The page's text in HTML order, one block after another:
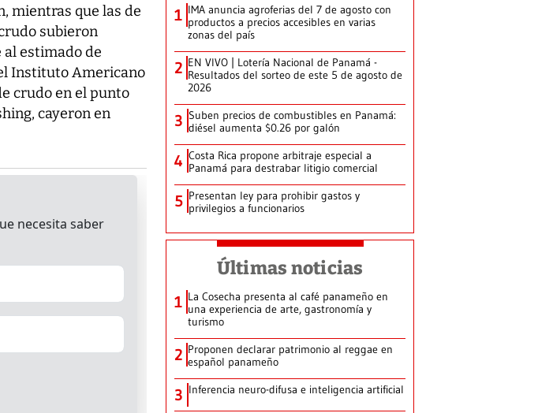
mientras que las de
subieron
estimado de
Instituto Americano
crudo en el punto
cayeron en
1 IMA anuncia agroferias del 7 de agosto con
productos a precios accesibles en varias
zonas del país
2 EN VIVO | Lotería Nacional de Panamá -
Resultados del sorteo de este 5 de agosto de
2026
3 Suben precios de combustibles en Panamá:
diésel aumenta $0.26 por galón
4 Costa Rica propone arbitraje especial a
Panamá para destrabar litigio comercial
5 Presentan ley para prohibir gastos y
privilegios a funcionarios
Últimas noticias
1 La Cosecha presenta al café panameño en
una experiencia de arte, gastronomía y
turismo
2 Proponen declarar patrimonio al reggae en
español panameño
3 Inferencia neuro-difusa e inteligencia artificial